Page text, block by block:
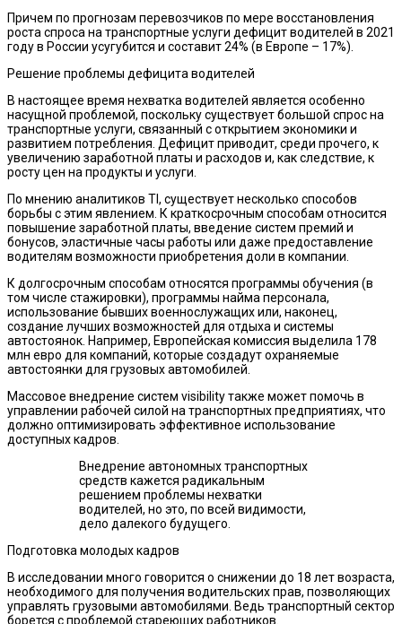
Причем по прогнозам перевозчиков по мере восстановления
роста спроса на транспортные услуги дефицит водителей в 2021
году в России усугубится и составит 24% (в Европе – 17%).
Решение проблемы дефицита водителей
В настоящее время нехватка водителей является особенно
насущной проблемой, поскольку существует большой спрос на
транспортные услуги, связанный с открытием экономики и
развитием потребления. Дефицит приводит, среди прочего, к
увеличению заработной платы и расходов и, как следствие, к
росту цен на продукты и услуги.
По мнению аналитиков TI, существует несколько способов
борьбы с этим явлением. К краткосрочным способам относится
повышение заработной платы, введение систем премий и
бонусов, эластичные часы работы или даже предоставление
водителям возможности приобретения доли в компании.
К долгосрочным способам относятся программы обучения (в
том числе стажировки), программы найма персонала,
использование бывших военнослужащих или, наконец,
создание лучших возможностей для отдыха и системы
автостоянок. Например, Европейская комиссия выделила 178
млн евро для компаний, которые создадут охраняемые
автостоянки для грузовых автомобилей.
Массовое внедрение систем visibility также может помочь в
управлении рабочей силой на транспортных предприятиях, что
должно оптимизировать эффективное использование
доступных кадров.
Внедрение автономных транспортных
средств кажется радикальным
решением проблемы нехватки
водителей, но это, по всей видимости,
дело далекого будущего.
Подготовка молодых кадров
В исследовании много говорится о снижении до 18 лет возраста,
необходимого для получения водительских прав, позволяющих
управлять грузовыми автомобилями. Ведь транспортный сектор
борется с проблемой стареющих работников.